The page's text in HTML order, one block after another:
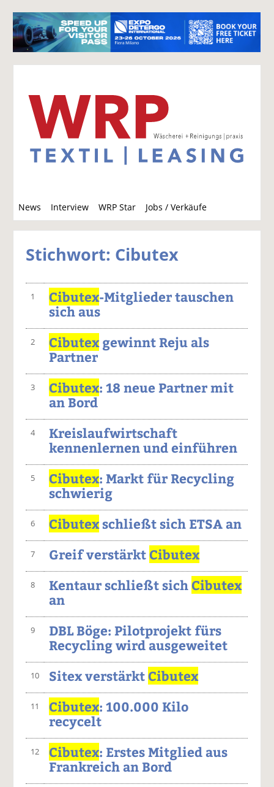
News Interview WRP Star Jobs / Verkäufe
u
c
Stichwort: Cibutex
1 Cibutex-Mitglieder tauschen
sich aus
2 Cibutexgewinnt Reju als
Partner
3 Cibutex: 18 neue Partner mit
an Bord
4
Kreislaufwirtschaft
kennenlernen und einführen
5 Cibutex: Markt für Recycling
schwierig
6 Cibutexschließt sich ETSA an
7 Greif verstärktCibutex
8 Kentaur schließt sichCibutex
an
9
DBL Böge: Pilotprojekt fürs
Recycling wird ausgeweitet
10 Sitex verstärktCibutex
11 Cibutex: 100.000 Kilo
recycelt
12 Cibutex: Erstes Mitglied aus
Frankreich an Bord